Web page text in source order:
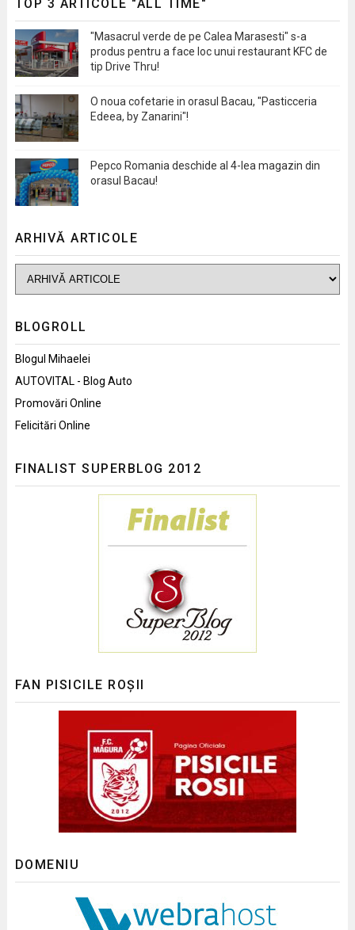
TOP 3 ARTICOLE "ALL TIME"
"Masacrul verde de pe Calea Marasesti" s-a
produs pentru a face loc unui restaurant KFC de
tip Drive Thru!
O noua cofetarie in orasul Bacau, "Pasticceria
Edeea, by Zanarini"!
Pepco Romania deschide al 4-lea magazin din
orasul Bacau!
ARHIVĂ ARTICOLE
BLOGROLL
Blogul Mihaelei
AUTOVITAL - Blog Auto
Promovări Online
Felicitări Online
FINALIST SUPERBLOG 2012
FAN PISICILE ROȘII
DOMENIU